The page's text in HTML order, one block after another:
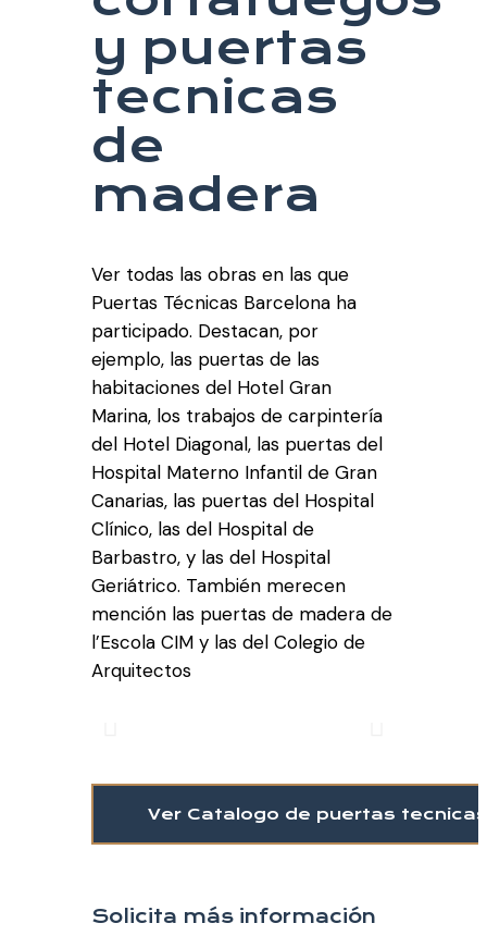
y puertas
tecnicas
de
madera
Ver todas las obras en las que
Puertas Técnicas Barcelona ha
participado. Destacan, por
ejemplo, las puertas de las
habitaciones del Hotel Gran
Marina, los trabajos de carpintería
del Hotel Diagonal, las puertas del
Hospital Materno Infantil de Gran
Canarias, las puertas del Hospital
Clínico, las del Hospital de
Barbastro, y las del Hospital
Geriátrico. También merecen
mención las puertas de madera de
l’Escola CIM y las del Colegio de
Arquitectos
Ver Catalogo de puertas
Solicita más información